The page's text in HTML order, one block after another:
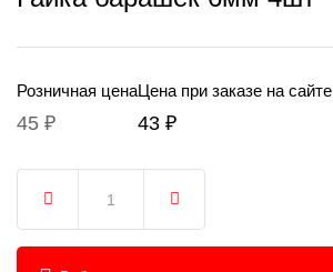
Розничная цена
45 ₽
Цена при заказе на сайте
43 ₽